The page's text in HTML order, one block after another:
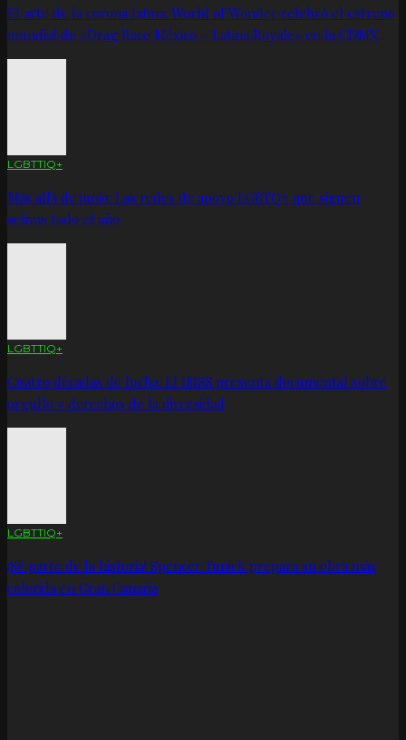
El arte de la corona latina: World of Wonder celebró el estreno
mundial de «Drag Race México – Latina Royale» en la CDMX
LGBTTIQ+
Más allá de junio: Las redes de apoyo LGBTQ+ que siguen
activas todo el año
LGBTTIQ+
Cuatro décadas de lucha: El IMSS presenta documental sobre
orgullo y derechos de la diversidad
LGBTTIQ+
¡Sé parte de la historia! Spencer Tunick prepara su obra más
colorida en Gran Canaria